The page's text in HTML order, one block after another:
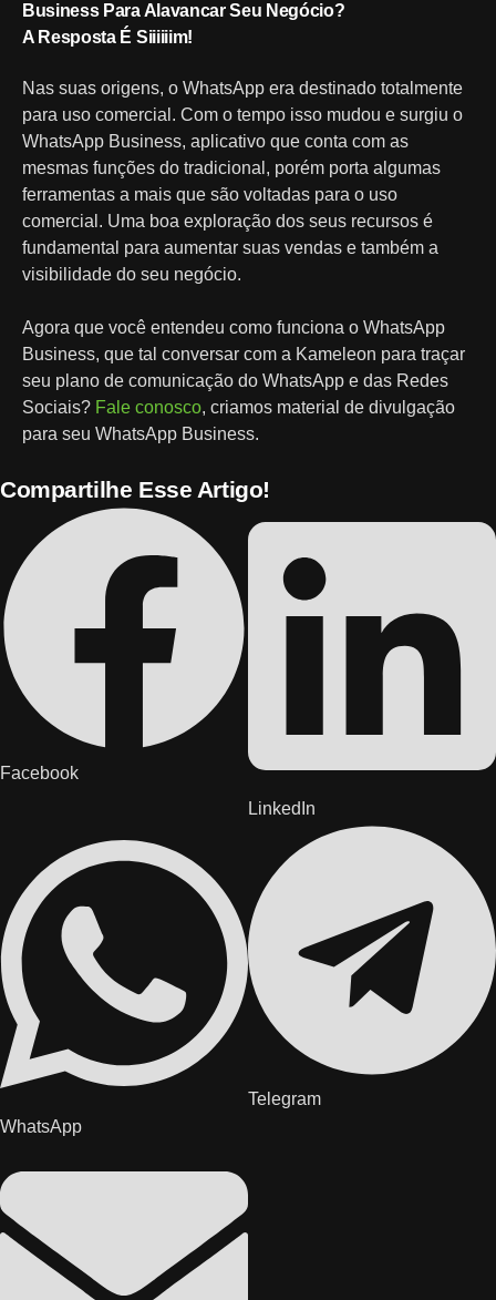
Business Para Alavancar Seu Negócio?
A Resposta É Siiiiiim!
Nas suas origens, o WhatsApp era destinado totalmente
para uso comercial. Com o tempo isso mudou e surgiu o
WhatsApp Business, aplicativo que conta com as
mesmas funções do tradicional, porém porta algumas
ferramentas a mais que são voltadas para o uso
comercial. Uma boa exploração dos seus recursos é
fundamental para aumentar suas vendas e também a
visibilidade do seu negócio.
Agora que você entendeu como funciona o WhatsApp
Business, que tal conversar com a Kameleon para traçar
seu plano de comunicação do WhatsApp e das Redes
Sociais? Fale conosco, criamos material de divulgação
para seu WhatsApp Business.
Compartilhe Esse Artigo!
Facebook
LinkedIn
WhatsApp
Telegram